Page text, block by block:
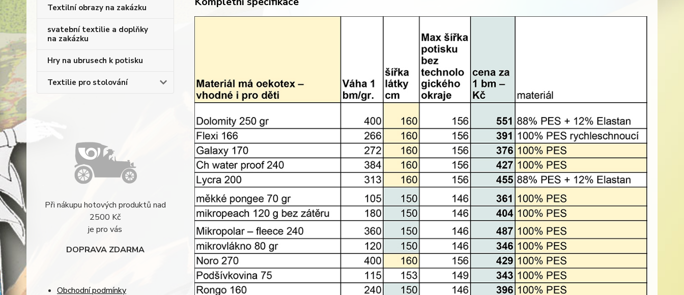
Textilní obrazy na zakázku
svatební textilie a doplňky
na zakázku
Hry na ubrusech k potisku
Textilie pro stolování
Při nákupu hotových produktů nad
2500 Kč
je pro vás
DOPRAVA ZDARMA
Obchodní podmínky